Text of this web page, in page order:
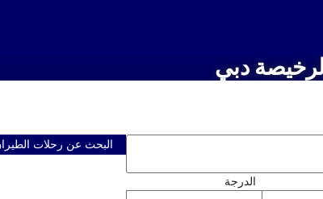
دبي
الدرجة
البحث عن رحلات